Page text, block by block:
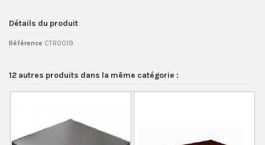
Détails du produit
Référence CTR0019
12 autres produits dans la même catégorie :